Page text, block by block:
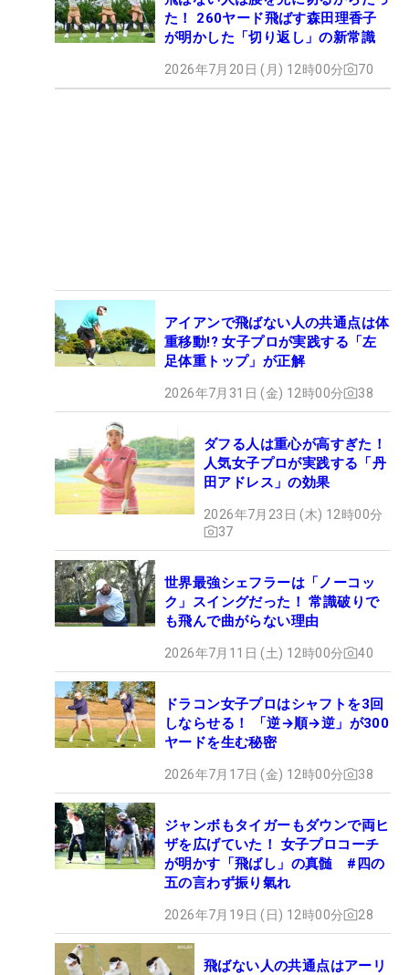
た！ 260ヤード飛ばす森田理香子
が明かした「切り返し」の新常識
2026年7月20日 (月) 12時00分 70
アイアンで飛ばない人の共通点は体
重移動!? 女子プロが実践する「左
足体重トップ」が正解
2026年7月31日 (金) 12時00分 38
ダフる人は重心が高すぎた！
人気女子プロが実践する「丹
田アドレス」の効果
2026年7月23日 (木) 12時00分
37
世界最強シェフラーは「ノーコッ
ク」スイングだった！ 常識破りで
も飛んで曲がらない理由
2026年7月11日 (土) 12時00分 40
ドラコン女子プロはシャフトを3回
しならせる！ 「逆→順→逆」が300
ヤードを生む秘密
2026年7月17日 (金) 12時00分 38
ジャンボもタイガーもダウンで両ヒ
ザを広げていた！ 女子プロコーチ
が明かす「飛ばし」の真髄 #四の
五の言わず振り氣れ
2026年7月19日 (日) 12時00分 28
飛ばない人の共通点はアーリ